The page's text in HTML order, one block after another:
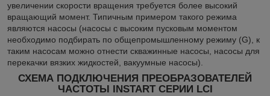
увеличении скорости вращения требуется более высокий
вращающий момент. Типичным примером такого режима
являются насосы (насосы с высоким пусковым моментом
необходимо подбирать по общепромышленному режиму (G), к
таким насосам можно отнести скважинные насосы, насосы для
перекачки вязких жидкостей, вакуумные насосы).
СХЕМА ПОДКЛЮЧЕНИЯ ПРЕОБРАЗОВАТЕЛЕЙ
ЧАСТОТЫ INSTART СЕРИИ LCI